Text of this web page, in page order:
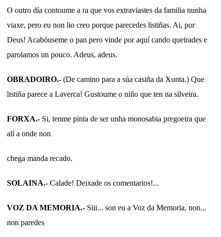
O outro día contoume a ra que vos extraviastes da familia nunha
viaxe, pero eu non lio creo porque parecedes listiñas. Ai, por
Deus! Acabóuseme o pan pero vinde por aquí cando queirades e
parolamos un pouco. Adeus, adeus.
OBRADOIRO.- (De camino para a súa casiña da Xunta.) Que
listiña parece a Laverca! Gustoume o niño que ten na silveira.
FORXA.- Si, tenme pinta de ser unha monosabia pregoeira que
alí a onde non
chega manda recado.
SOLAINA.- Calade! Deixade os comentarios!...
VOZ DA MEMORIA.- Siii... son eu a Voz da Memoria, non...
non paredes